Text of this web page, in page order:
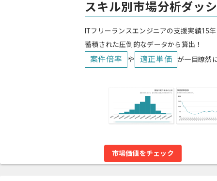
スキル別市場分析ダッ
ITフリーランスエンジニアの支援実績15
蓄積された圧倒的なデータから算出！
案件倍率 や 適正単価 が一目瞭然
市場価値をチェック